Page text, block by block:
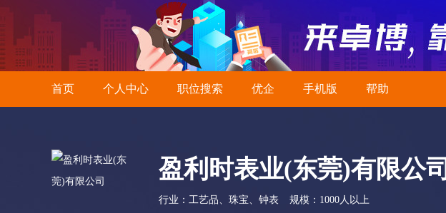
首页 个人中心 职位搜索 优企 手机版 帮助
盈利时表业(东莞)有限公司
行业：工艺品、珠宝、钟表
规模：1000人以上